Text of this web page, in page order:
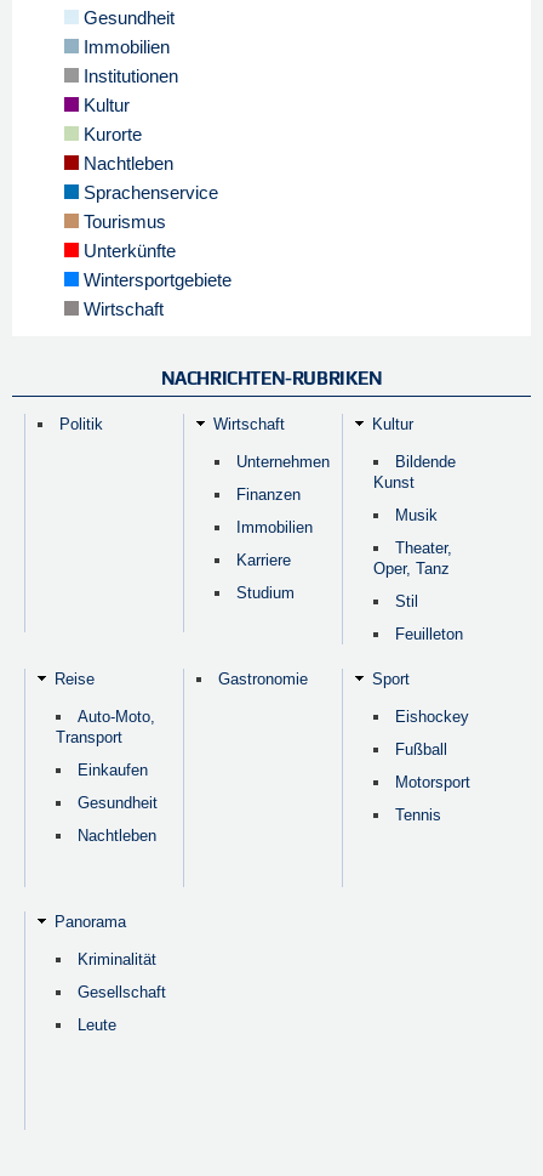
Gesundheit
Immobilien
Institutionen
Kultur
Kurorte
Nachtleben
Sprachenservice
Tourismus
Unterkünfte
Wintersportgebiete
Wirtschaft
NACHRICHTEN-RUBRIKEN
Politik Wirtschaft
Unternehmen
Finanzen
Immobilien
Karriere
Studium
Kultur
Bildende
Kunst
Musik
Theater,
Oper, Tanz
Stil
Feuilleton
Reise
Auto-Moto,
Transport
Einkaufen
Gesundheit
Nachtleben
Gastronomie Sport
Eishockey
Fußball
Motorsport
Tennis
Panorama
Kriminalität
Gesellschaft
Leute